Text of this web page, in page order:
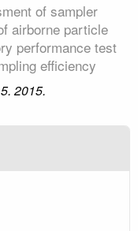
of sampler
airborne particle
performance test
efficiency
2015.